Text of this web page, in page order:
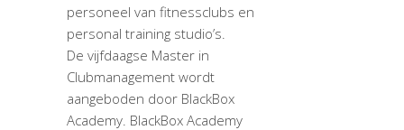
personeel van fitnessclubs en
personal training studio’s.
De vijfdaagse Master in
Clubmanagement wordt
aangeboden door BlackBox
Academy. BlackBox Academy